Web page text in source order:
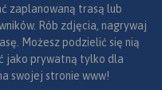
zaplanowaną trasą lub
Rób zdjęcia, nagrywaj
Możesz podzielić się nią
jako prywatną tylko dla
swojej stronie www!